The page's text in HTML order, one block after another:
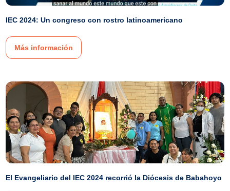
IEC 2024: Un congreso con rostro latinoamericano
Más información
El Evangeliario del IEC 2024 recorrió la Diócesis de Babahoyo